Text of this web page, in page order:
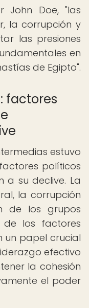
John Doe, "las
la corrupción y
las presiones
en
de Egipto".
factores
estuvo
políticos
a su declive. La
la corrupción
de los grupos
de los factores
un papel crucial
efectivo
la cohesión
el poder